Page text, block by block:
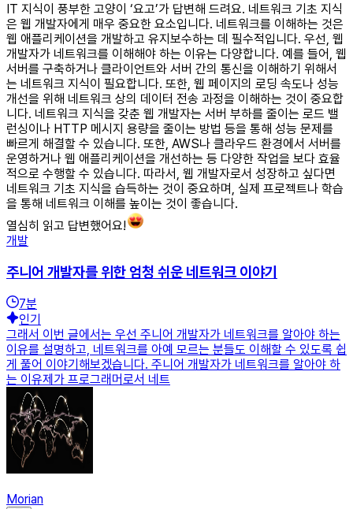
IT 지식이 풍부한 고양이 ‘요고’가 답변해 드려요. 네트워크 기초 지식
은 웹 개발자에게 매우 중요한 요소입니다. 네트워크를 이해하는 것은
웹 애플리케이션을 개발하고 유지보수하는 데 필수적입니다. 우선, 웹
개발자가 네트워크를 이해해야 하는 이유는 다양합니다. 예를 들어, 웹
서버를 구축하거나 클라이언트와 서버 간의 통신을 이해하기 위해서
는 네트워크 지식이 필요합니다. 또한, 웹 페이지의 로딩 속도나 성능
개선을 위해 네트워크 상의 데이터 전송 과정을 이해하는 것이 중요합
니다. 네트워크 지식을 갖춘 웹 개발자는 서버 부하를 줄이는 로드 밸
런싱이나 HTTP 메시지 용량을 줄이는 방법 등을 통해 성능 문제를
빠르게 해결할 수 있습니다. 또한, AWS나 클라우드 환경에서 서버를
운영하거나 웹 애플리케이션을 개선하는 등 다양한 작업을 보다 효율
적으로 수행할 수 있습니다. 따라서, 웹 개발자로서 성장하고 싶다면
네트워크 기초 지식을 습득하는 것이 중요하며, 실제 프로젝트나 학습
을 통해 네트워크 이해를 높이는 것이 좋습니다.
열심히 읽고 답변했어요!
개발
주니어 개발자를 위한 엄청 쉬운 네트워크 이야기
7분
인기
그래서 이번 글에서는 우선 주니어 개발자가 네트워크를 알아야 하는
이유를 설명하고, 네트워크를 아예 모르는 분들도 이해할 수 있도록 쉽
게 풀어 이야기해보겠습니다. 주니어 개발자가 네트워크를 알아야 하
는 이유제가 프로그래머로서 네트
Morian